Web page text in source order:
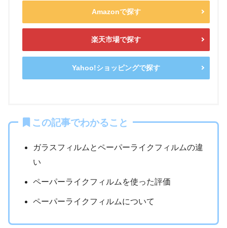
Amazonで探す
楽天市場で探す
Yahoo!ショッピングで探す
この記事でわかること
ガラスフィルムとペーパーライクフィルムの違
い
ペーパーライクフィルムを使った評価
ペーパーライクフィルムについて